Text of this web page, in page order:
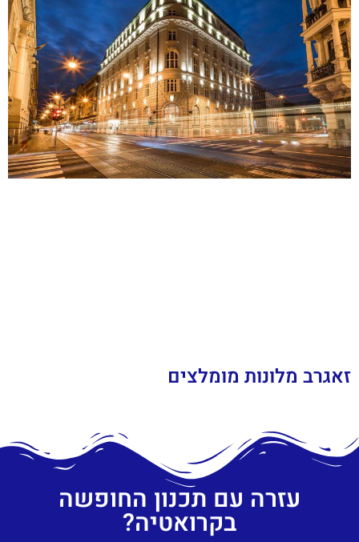
זאגרב מלונות מומלצים
עזרה עם תכנון החופשה
בקרואטיה?